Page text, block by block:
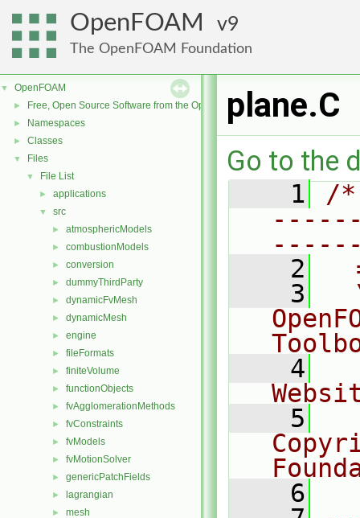
OpenFOAM 9
The OpenFOAM Foundation
▼ OpenFOAM
► Free, Open Source Software from the OpenFOAM Foundation
► Namespaces
► Classes
▼ Files
▼ File List
► applications
▼ src
► atmosphericModels
► combustionModels
► conversion
► dummyThirdParty
► dynamicFvMesh
► dynamicMesh
► engine
► fileFormats
► finiteVolume
► functionObjects
► fvAgglomerationMethods
► fvConstraints
► fvModels
► fvMotionSolver
► genericPatchFields
► lagrangian
► mesh
plane.C
Go to the
    1
/
    2
    3
    4
    5
    6